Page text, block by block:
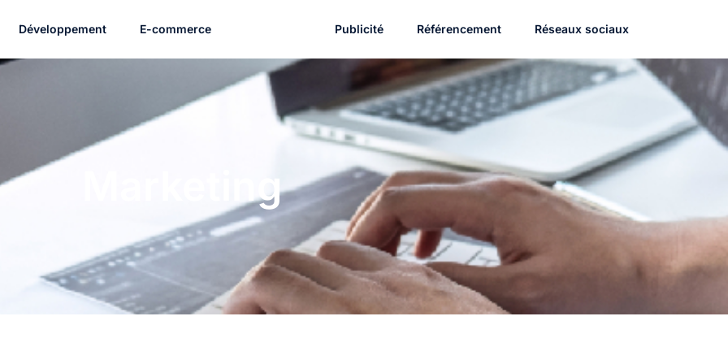
Développement E-commerce Publicité Référencement Réseaux sociaux
Marketing